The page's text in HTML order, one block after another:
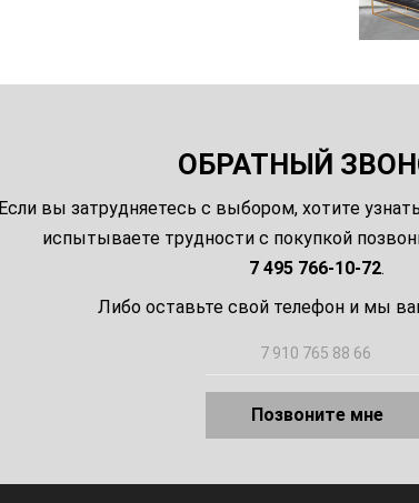
ОБРАТНЫЙ
Если вы затрудняетесь с выбором, хотите
испытываете трудности с покупкой
7 495 766-10-72.
Либо оставьте свой телефон и мы
Позвоните мне